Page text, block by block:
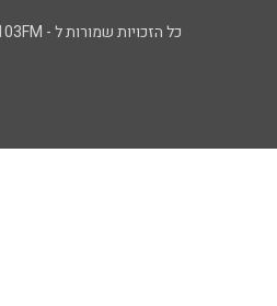
כל הזכויות שמורות ל - 103FM